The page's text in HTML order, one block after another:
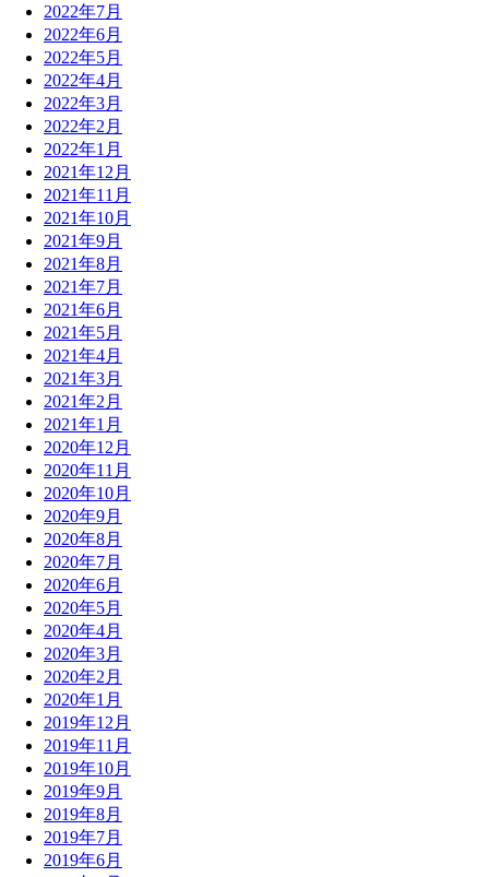
2022年7月
2022年6月
2022年5月
2022年4月
2022年3月
2022年2月
2022年1月
2021年12月
2021年11月
2021年10月
2021年9月
2021年8月
2021年7月
2021年6月
2021年5月
2021年4月
2021年3月
2021年2月
2021年1月
2020年12月
2020年11月
2020年10月
2020年9月
2020年8月
2020年7月
2020年6月
2020年5月
2020年4月
2020年3月
2020年2月
2020年1月
2019年12月
2019年11月
2019年10月
2019年9月
2019年8月
2019年7月
2019年6月